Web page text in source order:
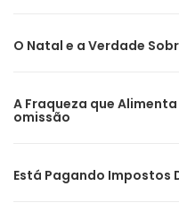
O Natal e a Verdade
A Fraqueza que
omissão
Está Pagando Impostos